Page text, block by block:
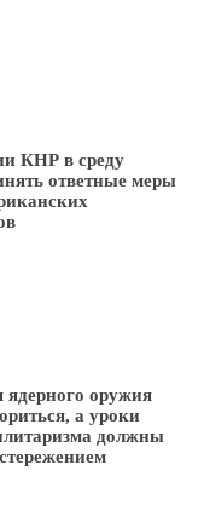
КНР в среду
ответные меры
ядерного оружия
а уроки
должны